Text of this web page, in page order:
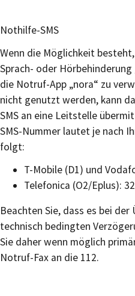
Nothilfe-SMS
Wenn die Möglichkeit
Sprach- oder
die Notruf-App „nora“ zu
nicht genutzt werden, kann
SMS an eine Leitstelle
SMS-Nummer lautet je nach
folgt:
T-Mobile (D1) und
Telefonica (O2/Eplus):
Beachten Sie, dass es bei
technisch bedingten
Sie daher wenn möglich
Notruf-Fax an die 112.